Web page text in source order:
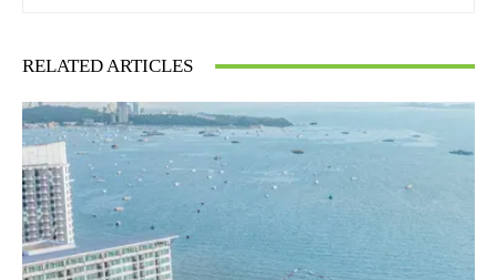
RELATED ARTICLES